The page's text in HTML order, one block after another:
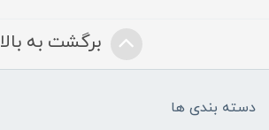
برگشت به بالا
دسته بندی ها